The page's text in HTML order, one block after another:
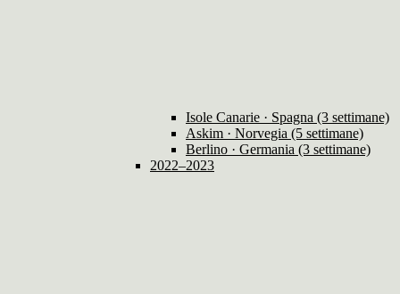
Isole Canarie · Spagna (3 settimane)
Askim · Norvegia (5 settimane)
Berlino · Germania (3 settimane)
2022–2023